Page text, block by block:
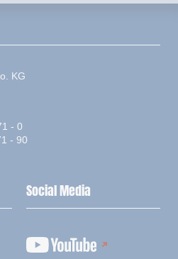
KG
- 0
- 90
Social Media